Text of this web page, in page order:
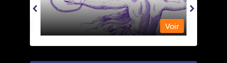
Voir